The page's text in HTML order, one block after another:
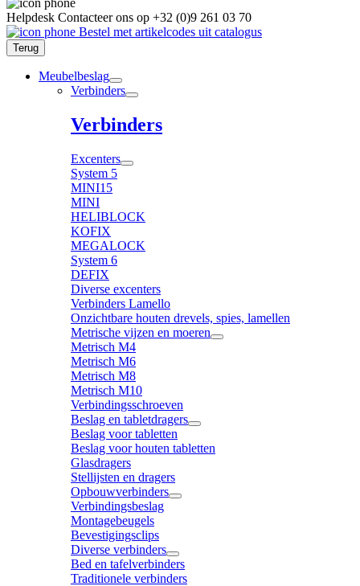
Helpdesk Contacteer ons op +32 (0)9 261 03 70
Bestel met artikelcodes uit catalogus
Terug
Meubelbeslag
Verbinders
Verbinders
Excenters
System 5
MINI15
MINI
HELIBLOCK
KOFIX
MEGALOCK
System 6
DEFIX
Diverse excenters
Verbinders Lamello
Onzichtbare houten drevels, spies, lamellen
Metrische vijzen en moeren
Metrisch M4
Metrisch M6
Metrisch M8
Metrisch M10
Verbindingsschroeven
Beslag en tabletdragers
Beslag voor tabletten
Beslag voor houten tabletten
Glasdragers
Stellijsten en dragers
Opbouwverbinders
Verbindingsbeslag
Montagebeugels
Bevestigingsclips
Diverse verbinders
Bed en tafelverbinders
Traditionele verbinders